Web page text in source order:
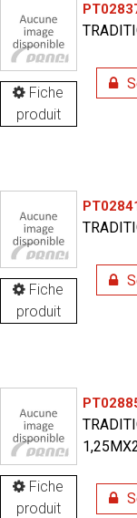
Fiche
produit
Fiche
produit
Fiche
produit